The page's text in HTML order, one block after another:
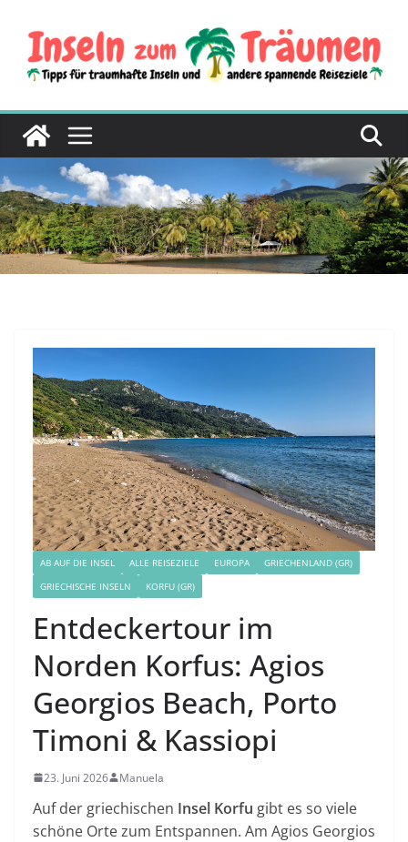
Inhalt
springen
AB AUF DIE INSEL ALLE REISEZIELE EUROPA
GRIECHENLAND (GR)
GRIECHISCHE INSELN
KORFU (GR)
Entdeckertour im
Norden Korfus: Agios
Georgios Beach, Porto
Timoni & Kassiopi
23. Juni 2026 Manuela
Auf der griechischen Insel Korfu gibt es so viele
schöne Orte zum Entspannen. Am Agios Georgios